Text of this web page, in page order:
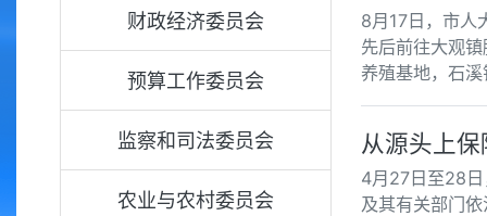
财政经济委员会
预算工作委员会
监察和司法委员会
农业与农村委员会
8月17日，市人
先后前往大观
养殖基地，石
从源头上
4月27日至28日
及其有关部门